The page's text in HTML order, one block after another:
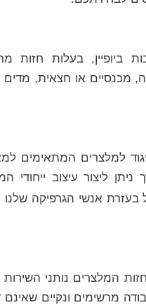
ביופיין, בעלות חזות
מכנסיים או חצאית, מדים
למלצרים המתאימים
ליצור עיצוב ייחודי
אנשי הגרפיקה שלנו
המלצרים נותני
מרשימים ונקיים שאינם